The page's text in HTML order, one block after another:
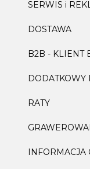
SERWIS i
DOSTAWA
B2B - KLIENT
DODATKOWY
RATY
INFORMACJA